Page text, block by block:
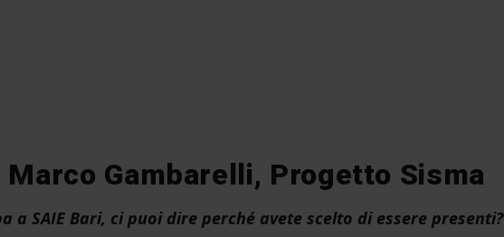
Marco Gambarelli, Progetto Sisma
a SAIE Bari, ci puoi dire perché avete scelto di essere presenti?